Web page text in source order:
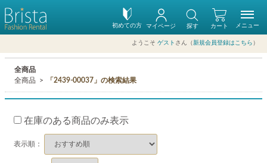
初めての方 カート
マイページ 探す
ようこそ ゲスト さん（新規会員登録はこちら ）
メニュー
全商品
全商品
「2439-00037」の検索結果
在庫のある商品のみ表示
表示順：